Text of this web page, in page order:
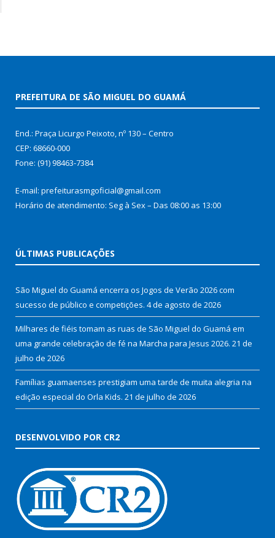
PREFEITURA DE SÃO MIGUEL DO GUAMÁ
End.: Praça Licurgo Peixoto, nº 130 – Centro
CEP: 68660-000
Fone: (91) 98463-7384
E-mail: prefeiturasmgoficial@gmail.com
Horário de atendimento: Seg à Sex – Das 08:00 as 13:00
ÚLTIMAS PUBLICAÇÕES
São Miguel do Guamá encerra os Jogos de Verão 2026 com
sucesso de público e competições. 4 de agosto de 2026
Milhares de fiéis tomam as ruas de São Miguel do Guamá em
uma grande celebração de fé na Marcha para Jesus 2026. 21 de
julho de 2026
Famílias guamaenses prestigiam uma tarde de muita alegria na
edição especial do Orla Kids. 21 de julho de 2026
DESENVOLVIDO POR CR2